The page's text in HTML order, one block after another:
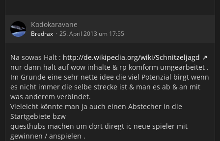
Kodokaravane
Bredrax 25. April 2013 um 17:55
Na sowas Halt : http://de.wikipedia.org/wiki/Schnitzeljagd
nur dann halt auf wow inhalte & rp komform umgearbeitet .
Im Grunde eine sehr nette idee die viel Potenzial birgt wenn
es nicht immer die selbe strecke ist & man es ab & an mit
was anderem verbindet.
Vieleicht könnte man ja auch einen Abstecher in die
Startgebiete bzw
questhubs machen um dort diregt ic neue spieler mit
gewinnen / anspielen .